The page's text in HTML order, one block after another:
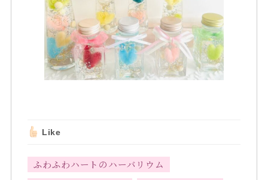
Like
ふわふわハートのハーバリウム